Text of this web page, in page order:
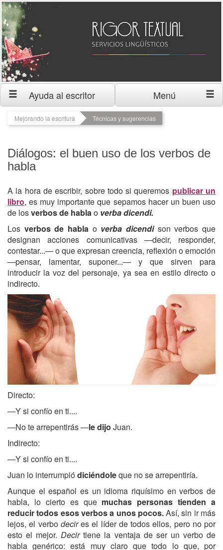
Ayuda al escritor Menú
Mejorando la escritura Técnicas y sugerencias
Diálogos: el buen uso de los verbos de
habla
A la hora de escribir, sobre todo si queremos publicar un
libro, es muy importante que sepamos hacer un buen uso
de losverbos de hablao verba dicendi.
Los verbos de habla o verba dicendi son verbos que
designan acciones comunicativas —decir, responder,
contestar...— o que expresan creencia, reflexión o emoción
—pensar, lamentar, suponer...— y que sirven para
introducir la voz del personaje, ya sea en estilo directo o
indirecto.
Directo:
—Y si confío en ti....
—No te arrepentirás —le dijo Juan.
Indirecto:
—Y si confío en ti....
Juan lo interrumpiódiciéndoleque no se arrepentiría.
Aunque el español es un idioma riquísimo en verbos de
habla, lo cierto es quemuchas personas tienden a
reducir todos esos verbos a unos pocos.Así, sin ir más
lejos, el verbo decires el líder de todos ellos, pero no por
esto el mejor.Decirtiene la ventaja de ser un verbo de
habla genérico: está muy claro que todo lo que, por